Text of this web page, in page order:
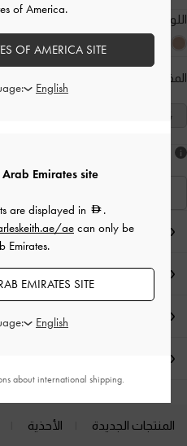
اللون:
المقاس:
35
ملاحظات المحرر
تفاصيل المنتج وتعليمات
المنتجات الجديدة الأحذية
Emirates site
are displayed in
.
ae can only be
Emirates.
EMIRATES SITE
of America.
OF AMERICA SITE
about international shipping.